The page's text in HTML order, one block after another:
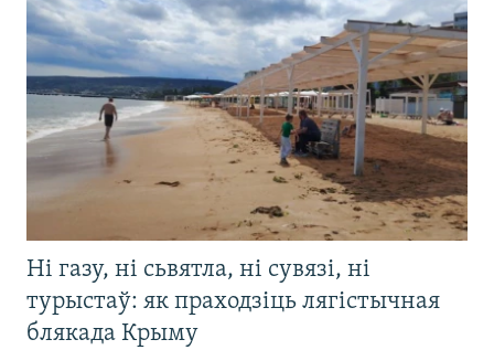
Ні газу, ні сьвятла, ні сувязі, ні
турыстаў: як праходзіць лягістычная
блякада Крыму